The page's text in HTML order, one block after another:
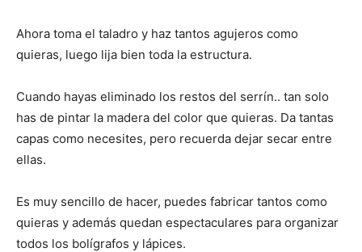
Ahora toma el taladro y haz tantos agujeros como
quieras, luego lija bien toda la estructura.
Cuando hayas eliminado los restos del serrín.. tan solo
has de pintar la madera del color que quieras. Da tantas
capas como necesites, pero recuerda dejar secar entre
ellas.
Es muy sencillo de hacer, puedes fabricar tantos como
quieras y además quedan espectaculares para organizar
todos los bolígrafos y lápices.